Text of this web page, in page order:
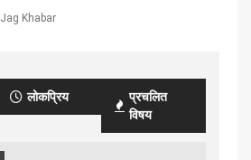
Jag Khabar
लोकप्रिय
प्रचलित
विषय